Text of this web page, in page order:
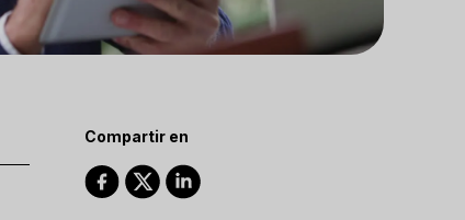
Compartir en